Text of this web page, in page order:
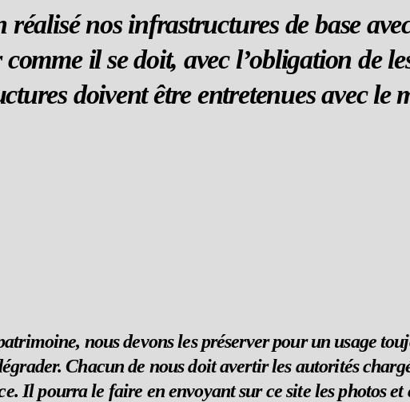
nos infrastructures de base
il se doit, avec l’obligation de
doivent être entretenues avec le
nous devons les préserver pour un usage
Chacun de nous doit avertir les autorités
Il pourra le faire en envoyant sur ce site les photos et